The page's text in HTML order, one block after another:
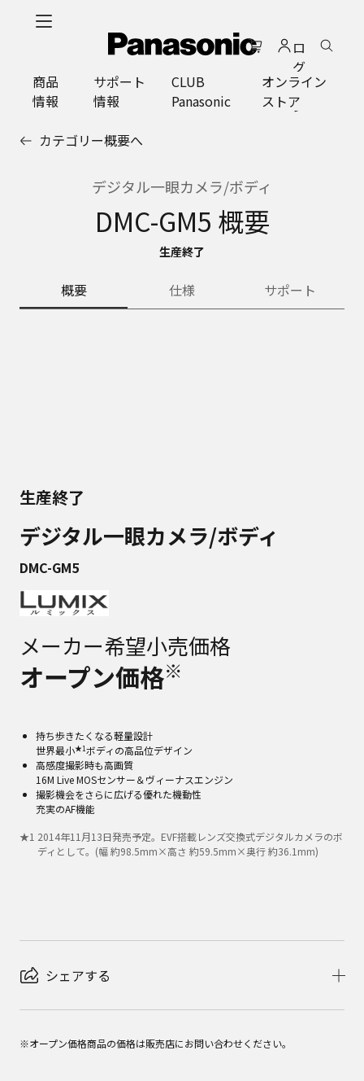
ロ
グ
イ
ン
商品
情報
サポート
情報
CLUB
Panasonic
オンライン
ストア
カテゴリー概要へ
デジタル一眼カメラ/ボディ
DMC-GM5 概要
生産終了
概要 仕様 サポート
生産終了
デジタル一眼カメラ/ボディ
DMC-GM5
メーカー希望小売価格
オープン価格※
持ち歩きたくなる軽量設計
世界最小★1ボディの高品位デザイン
高感度撮影時も高画質
16M Live MOSセンサー＆ヴィーナスエンジン
撮影機会をさらに広げる優れた機動性
充実のAF機能
★1 2014年11月13日発売予定。EVF搭載レンズ交換式デジタルカメラのボ
ディとして。(幅 約98.5mm×高さ 約59.5mm×奥行 約36.1mm)
シェアする
※オープン価格商品の価格は販売店にお問い合わせください。